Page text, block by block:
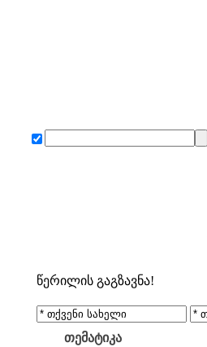
წერილის გაგზავნა!
თემატიკა